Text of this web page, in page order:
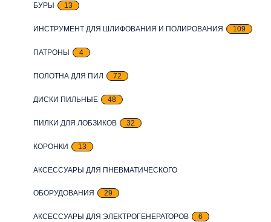
БУРЫ 13
ИНСТРУМЕНТ ДЛЯ ШЛИФОВАНИЯ И ПОЛИРОВАНИЯ 109
ПАТРОНЫ 4
ПОЛОТНА ДЛЯ ПИЛ 72
ДИСКИ ПИЛЬНЫЕ 48
ПИЛКИ ДЛЯ ЛОБЗИКОВ 32
КОРОНКИ 13
АКСЕССУАРЫ ДЛЯ ПНЕВМАТИЧЕСКОГО
ОБОРУДОВАНИЯ 29
АКСЕССУАРЫ ДЛЯ ЭЛЕКТРОГЕНЕРАТОРОВ 6